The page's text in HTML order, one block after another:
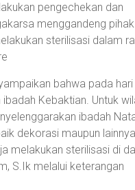
pengechekan dan
menggandeng pihak
sterilisasi dalam
bahwa pada hari
Kebaktian. Untuk
ibadah
dekorasi maupun
melakukan sterilisasi di
S.Ik melalui keterangan